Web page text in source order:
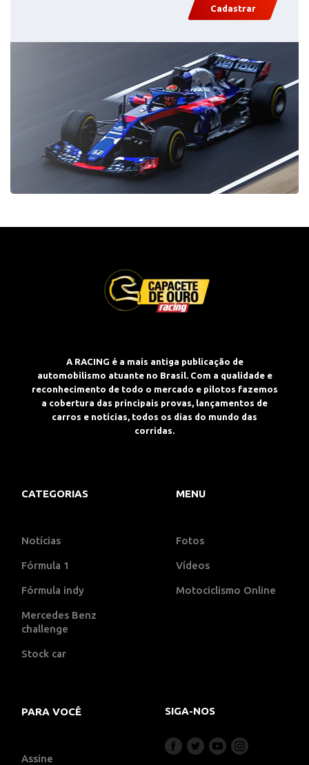
Cadastrar
A RACING é a mais antiga publicação de
automobilismo atuante no Brasil. Com a qualidade e
reconhecimento de todo o mercado e pilotos fazemos
a cobertura das principais provas, lançamentos de
carros e notícias, todos os dias do mundo das
corridas.
CATEGORIAS
Notícias
Fórmula 1
Fórmula indy
Mercedes Benz
challenge
Stock car
MENU
Fotos
Vídeos
Motociclismo Online
PARA VOCÊ
Assine
SIGA-NOS